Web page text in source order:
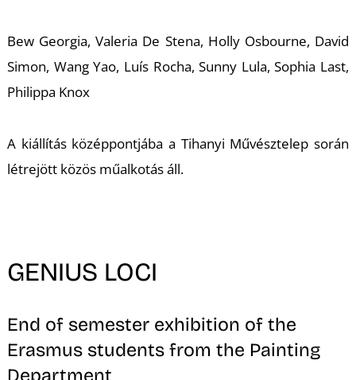
Bew Georgia, Valeria De Stena, Holly Osbourne, David
Simon, Wang Yao, Luís Rocha, Sunny Lula, Sophia Last,
Philippa Knox
A kiállítás középpontjába a Tihanyi Művésztelep során
létrejött közös műalkotás áll.
GENIUS LOCI
End of semester exhibition of the
Erasmus students from the Painting
Department